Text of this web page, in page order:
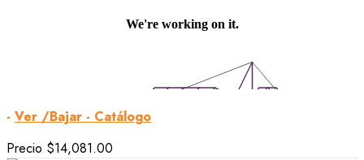
- Ver /Bajar - Catálogo
Precio $14,081.00